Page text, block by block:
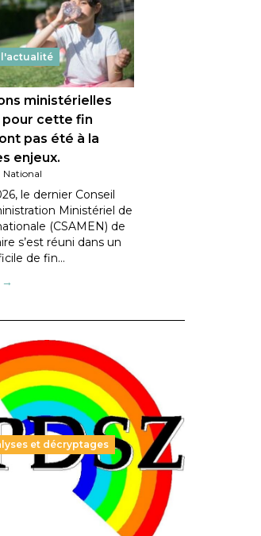
l'actualité
ministérielles
cette fin
pas été à la
enjeux.
National
le dernier Conseil
Ministériel de
(CSAMEN) de
s’est réuni dans un
de fin…
→
et décryptages
: du changement pour
politiques éducatives, aussi !